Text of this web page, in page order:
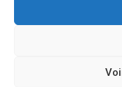
Explosion du
mettre la clé sous le
Le groupe